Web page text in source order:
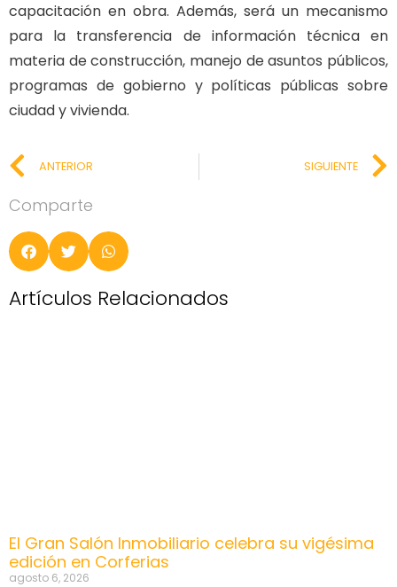
capacitación en obra. Además, será un mecanismo
para la transferencia de información técnica en
materia de construcción, manejo de asuntos públicos,
programas de gobierno y políticas públicas sobre
ciudad y vivienda.
ANTERIOR SIGUIENTE
Comparte
Artículos Relacionados
El Gran Salón Inmobiliario celebra su vigésima
edición en Corferias
agosto 6, 2026